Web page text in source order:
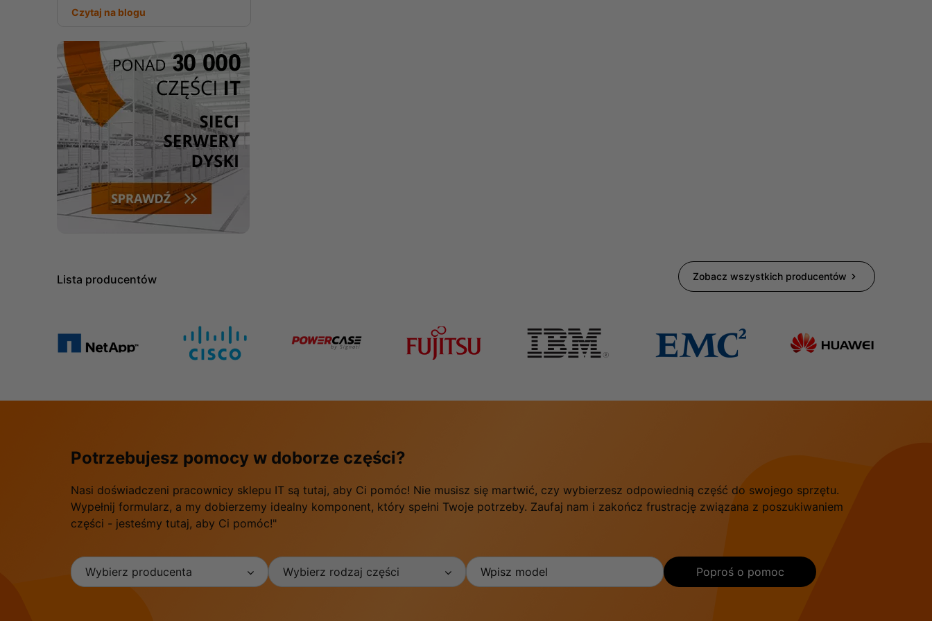
Czytaj na blogu
Lista producentów Zobacz wszystkich producentów
Potrzebujesz pomocy w doborze części?
Nasi doświadczeni pracownicy sklepu IT są tutaj, aby Ci pomóc! Nie musisz się martwić, czy wybierzesz odpowiednią część do swojego sprzętu.
Wypełnij formularz, a my dobierzemy idealny komponent, który spełni Twoje potrzeby. Zaufaj nam i zakończ frustrację związana z poszukiwaniem
części - jesteśmy tutaj, aby Ci pomóc!"
Wybierz producenta Wybierz rodzaj części Poproś o pomoc